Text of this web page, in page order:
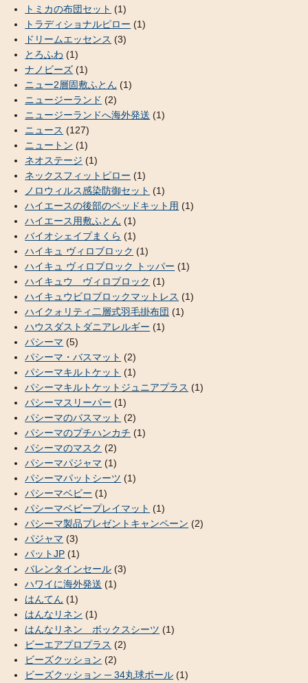
トミカの布団セット (1)
トラディショナルピロー (1)
ドリームエッセンス (3)
とろふわ (1)
ナノビーズ (1)
ニュー2層固敷ふとん (1)
ニュージーランド (2)
ニュージーランドへ海外発送 (1)
ニュース (127)
ニュートン (1)
ネオステージ (1)
ネックスフィットピロー (1)
ノロウィルス感染防御セット (1)
ハイエースの後部のベッドキット用 (1)
ハイエース用敷ふとん (1)
バイオシェイプまくら (1)
ハイキュ ヴィロブロック (1)
ハイキュ ヴィロブロック トッパー (1)
ハイキュウ ヴィロブロック (1)
ハイキュウビロブロックマットレス (1)
ハイクォリティ二層式羽毛掛布団 (1)
ハウスダストダニアレルギー (1)
パシーマ (5)
パシーマ・バスマット (2)
パシーマキルトケット (1)
パシーマキルトケットジュニアプラス (1)
パシーマスリーパー (1)
パシーマのバスマット (2)
パシーマのプチハンカチ (1)
パシーマのマスク (2)
パシーマパジャマ (1)
パシーマパットシーツ (1)
パシーマベビー (1)
パシーマベビープレイマット (1)
パシーマ製品プレゼントキャンペーン (2)
パジャマ (3)
パットJP (1)
バレンタインセール (3)
ハワイに海外発送 (1)
はんてん (1)
はんなリネン (1)
はんなリネン ボックスシーツ (1)
ビーエアプロプラス (2)
ビーズクッション (2)
ビーズクッション ─ 34丸球ボール (1)